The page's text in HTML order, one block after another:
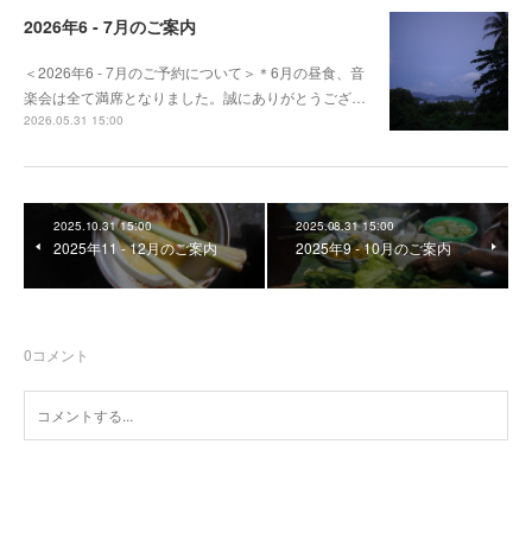
2026年6 - 7月のご案内
＜2026年6 - 7月のご予約について＞＊6月の昼食、音
楽会は全て満席となりました。誠にありがとうござ…
2026.05.31 15:00
2025.10.31 15:00
2025年11 - 12月のご案内
2025.08.31 15:00
2025年9 - 10月のご案内
0コメント